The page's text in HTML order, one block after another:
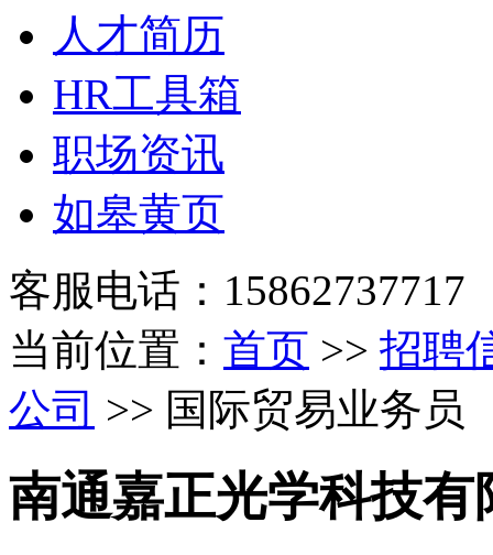
人才简历
HR工具箱
职场资讯
如皋黄页
客服电话：15862737717
当前位置： 首页 >> 招聘
公司 >> 国际贸易业务员
南通嘉正光学科技有